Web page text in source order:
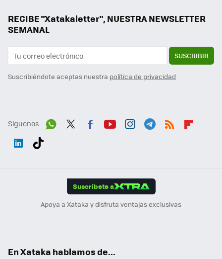
RECIBE "Xatakaletter", NUESTRA NEWSLETTER
SEMANAL
SUSCRIBIR
Suscribiéndote aceptas nuestra política de privacidad
Síguenos
Suscríbete a
Apoya a Xataka y disfruta ventajas exclusivas
En Xataka hablamos de...